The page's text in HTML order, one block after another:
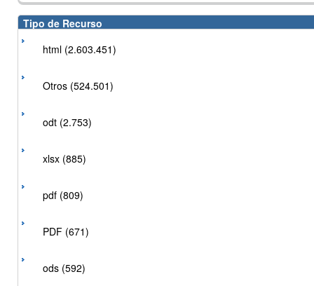
Tipo de Recurso
html (2.603.451)
Otros (524.501)
odt (2.753)
xlsx (885)
pdf (809)
PDF (671)
ods (592)